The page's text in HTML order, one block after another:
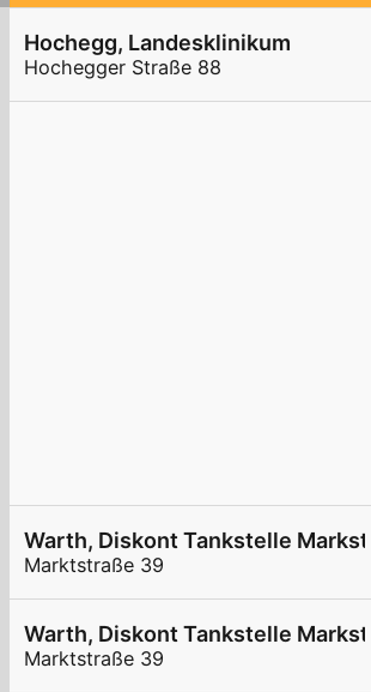
Hochegg, Landesklinikum
Hochegger Straße 88
Warth, Diskont Tankstelle Markstr.
Marktstraße 39
Warth, Diskont Tankstelle Markstr.
Marktstraße 39